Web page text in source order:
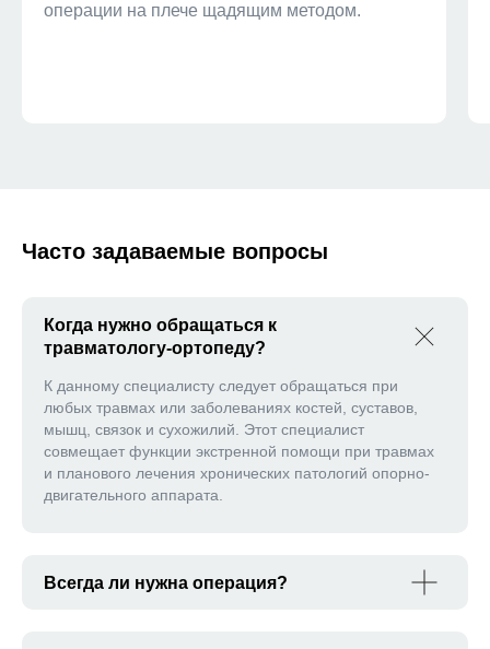
операции на плече щадящим методом.
Часто задаваемые вопросы
Когда нужно обращаться к
травматологу-ортопеду?
К данному специалисту следует обращаться при
любых травмах или заболеваниях костей, суставов,
мышц, связок и сухожилий. Этот специалист
совмещает функции экстренной помощи при травмах
и планового лечения хронических патологий опорно-
двигательного аппарата.
Всегда ли нужна операция?